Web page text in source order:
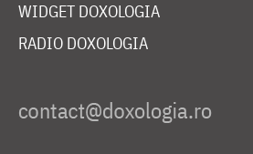
WIDGET DOXOLOGIA
RADIO DOXOLOGIA